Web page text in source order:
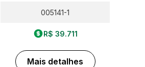
005141-1
R$ 39.711
Mais detalhes